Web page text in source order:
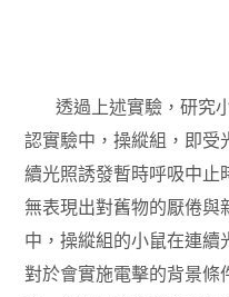
透過上述實驗，研究小
認實驗中，操縱組，即受
續光照誘發暫時呼吸中止
無表現出對舊物的厭倦與
中，操縱組的小鼠在連續
對於會實施電擊的背景條